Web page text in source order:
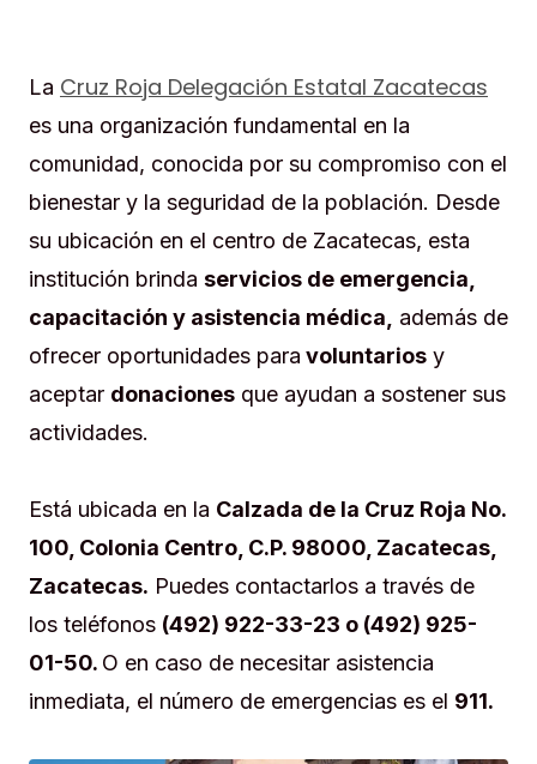
La Cruz Roja Delegación Estatal Zacatecas
es una organización fundamental en la
comunidad, conocida por su compromiso con el
bienestar y la seguridad de la población. Desde
su ubicación en el centro de Zacatecas, esta
institución brinda servicios de emergencia,
capacitación y asistencia médica,
además de
ofrecer oportunidades para voluntarios y
aceptar donaciones que ayudan a sostener sus
actividades.
Está ubicada en la Calzada de la Cruz Roja No.
100, Colonia Centro, C.P. 98000, Zacatecas,
Zacatecas. Puedes contactarlos a través de
los teléfonos (492) 922-33-23 o (492) 925-
01-50. O en caso de necesitar asistencia
inmediata, el número de emergencias es el 911.